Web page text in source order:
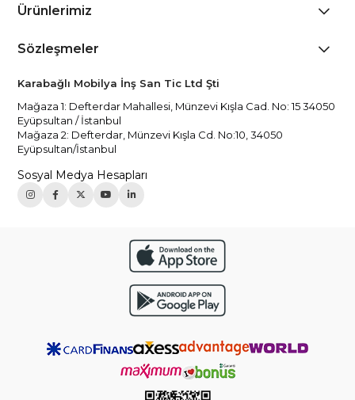
Ürünlerimiz
Sözleşmeler
Karabağlı Mobilya İnş San Tic Ltd Şti
Mağaza 1: Defterdar Mahallesi, Münzevi Kışla Cad. No: 15 34050
Eyüpsultan / İstanbul
Mağaza 2: Defterdar, Münzevi Kışla Cd. No:10, 34050
Eyüpsultan/İstanbul
Sosyal Medya Hesapları